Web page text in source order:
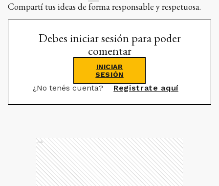
Compartí tus ideas de forma responsable y respetuosa.
Debes iniciar sesión para poder
comentar
INICIAR
SESIÓN
¿No tenés cuenta? Registrate aquí
Ads